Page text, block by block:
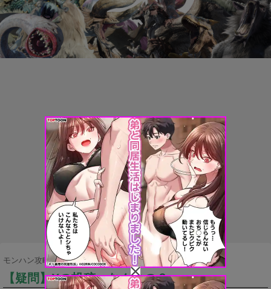
モンハン攻略まとめ隊 > モンスターハンターワイルズ >
【疑問】Xの投稿、なんなの？